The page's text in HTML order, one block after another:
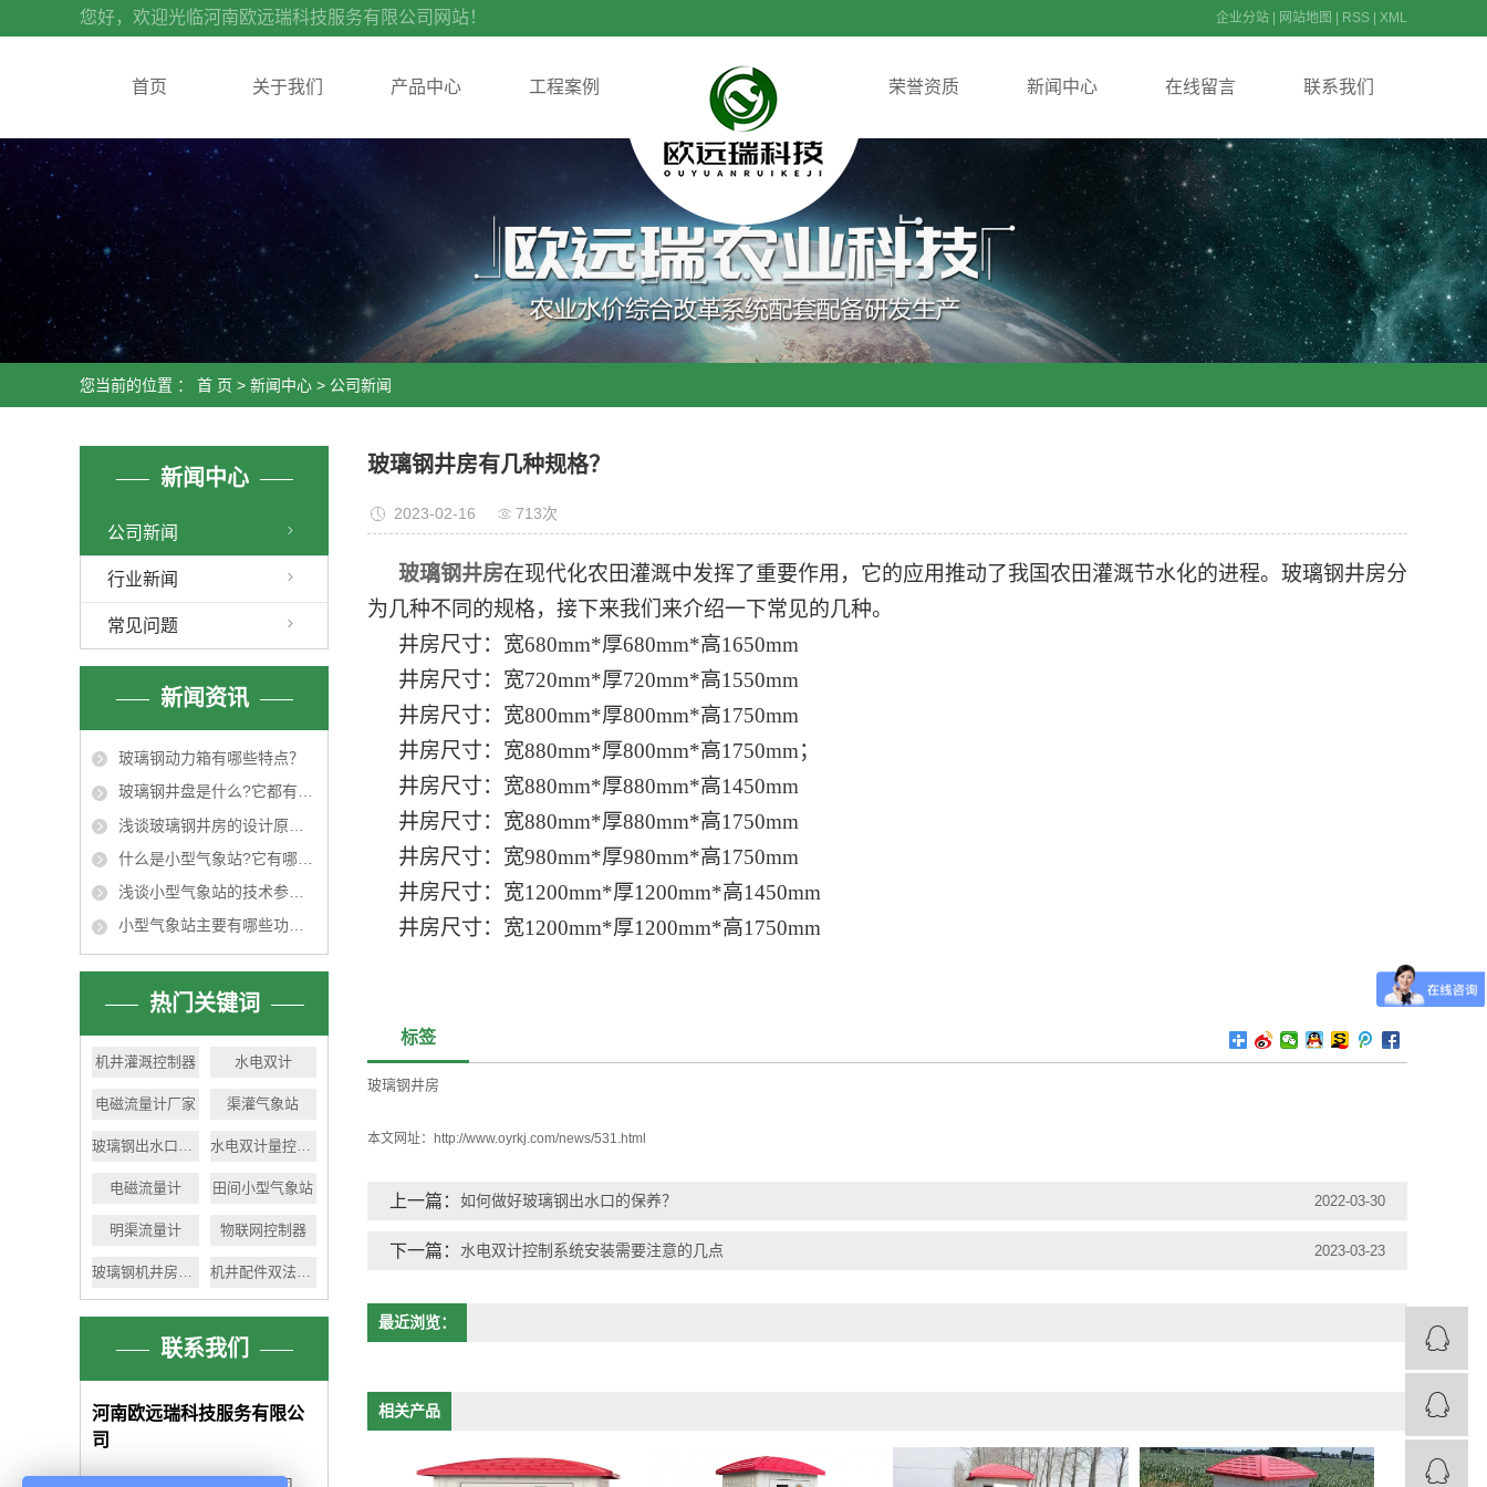
您好，欢迎光临河南欧远瑞科技服务有限公司网站！ 企业分站 网站地图 RSS XML
首页 关于我们 产品中心 工程案例 荣誉资质 新闻中心 在线留言 联系我们
您当前的位置 ： 首 页 > 新闻中心 > 公司新闻
新闻中心
公司新闻
行业新闻
常见问题
新闻资讯
玻璃钢动力箱有哪些特点？
玻璃钢井盘是什么?它都有什么特点?
浅谈玻璃钢井房的设计原则及尺寸
什么是小型气象站?它有哪些特点？
浅谈小型气象站的技术参数及适用范围
小型气象站主要有哪些功能特点？
热门关键词
机井灌溉控制器 水电双计
电磁流量计厂家 渠灌气象站
水电双计量控制器
电磁流量计 田间小型气象站
明渠流量计 物联网控制器
联系我们
河南欧远瑞科技服务有限公
司
玻璃钢井房有几种规格？
2023-02-16 713次
玻璃钢井房在现代化农田灌溉中发挥了重要作用，它的应用推动了我国农田灌溉节水化的进程。玻璃钢井房分
为几种不同的规格，接下来我们来介绍一下常见的几种。
井房尺寸：宽680mm*厚680mm*高1650mm
井房尺寸：宽720mm*厚720mm*高1550mm
井房尺寸：宽800mm*厚800mm*高1750mm
井房尺寸：宽880mm*厚800mm*高1750mm；
井房尺寸：宽880mm*厚880mm*高1450mm
井房尺寸：宽880mm*厚880mm*高1750mm
井房尺寸：宽980mm*厚980mm*高1750mm
井房尺寸：宽1200mm*厚1200mm*高1450mm
井房尺寸：宽1200mm*厚1200mm*高1750mm
标签
玻璃钢井房
本文网址： http://www.oyrkj.com/news/531.html
上一篇： 如何做好玻璃钢出水口的保养？ 2022-03-30
下一篇： 水电双计控制系统安装需要注意的几点 2023-03-23
最近浏览：
相关产品